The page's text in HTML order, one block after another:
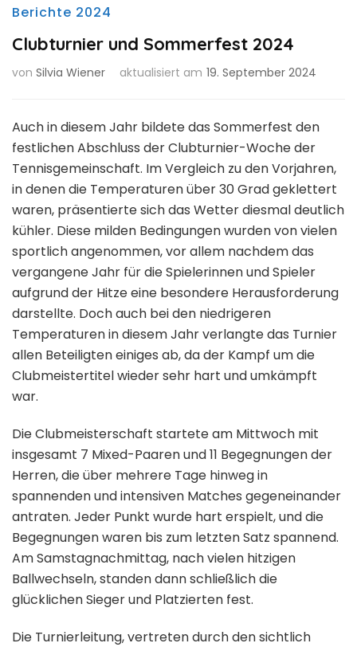
Berichte 2024
Clubturnier und Sommerfest 2024
von Silvia Wiener aktualisiert am 19. September 2024
Auch in diesem Jahr bildete das Sommerfest den
festlichen Abschluss der Clubturnier-Woche der
Tennisgemeinschaft. Im Vergleich zu den Vorjahren,
in denen die Temperaturen über 30 Grad geklettert
waren, präsentierte sich das Wetter diesmal deutlich
kühler. Diese milden Bedingungen wurden von vielen
sportlich angenommen, vor allem nachdem das
vergangene Jahr für die Spielerinnen und Spieler
aufgrund der Hitze eine besondere Herausforderung
darstellte. Doch auch bei den niedrigeren
Temperaturen in diesem Jahr verlangte das Turnier
allen Beteiligten einiges ab, da der Kampf um die
Clubmeistertitel wieder sehr hart und umkämpft
war.
Die Clubmeisterschaft startete am Mittwoch mit
insgesamt 7 Mixed-Paaren und 11 Begegnungen der
Herren, die über mehrere Tage hinweg in
spannenden und intensiven Matches gegeneinander
antraten. Jeder Punkt wurde hart erspielt, und die
Begegnungen waren bis zum letzten Satz spannend.
Am Samstagnachmittag, nach vielen hitzigen
Ballwechseln, standen dann schließlich die
glücklichen Sieger und Platzierten fest.
Die Turnierleitung, vertreten durch den sichtlich